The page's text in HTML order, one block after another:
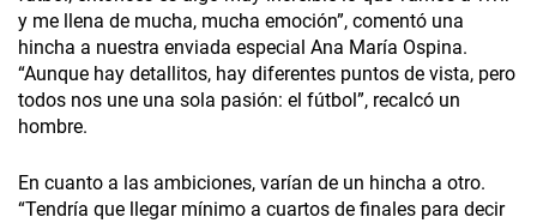
y me llena de mucha, mucha emoción”, comentó una
hincha a nuestra enviada especial Ana María Ospina.
“Aunque hay detallitos, hay diferentes puntos de vista, pero
todos nos une una sola pasión: el fútbol”, recalcó un
hombre.
En cuanto a las ambiciones, varían de un hincha a otro.
“Tendría que llegar mínimo a cuartos de finales para decir